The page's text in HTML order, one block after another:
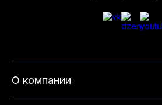
О компании